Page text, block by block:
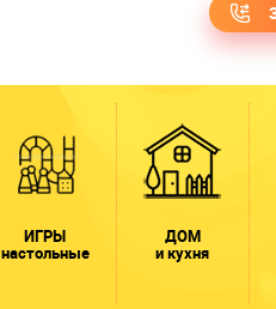
ИГРЫ
настольные
ДОМ
и кухня